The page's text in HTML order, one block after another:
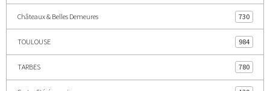
Châteaux & Belles Demeures 730
TOULOUSE 984
TARBES 780